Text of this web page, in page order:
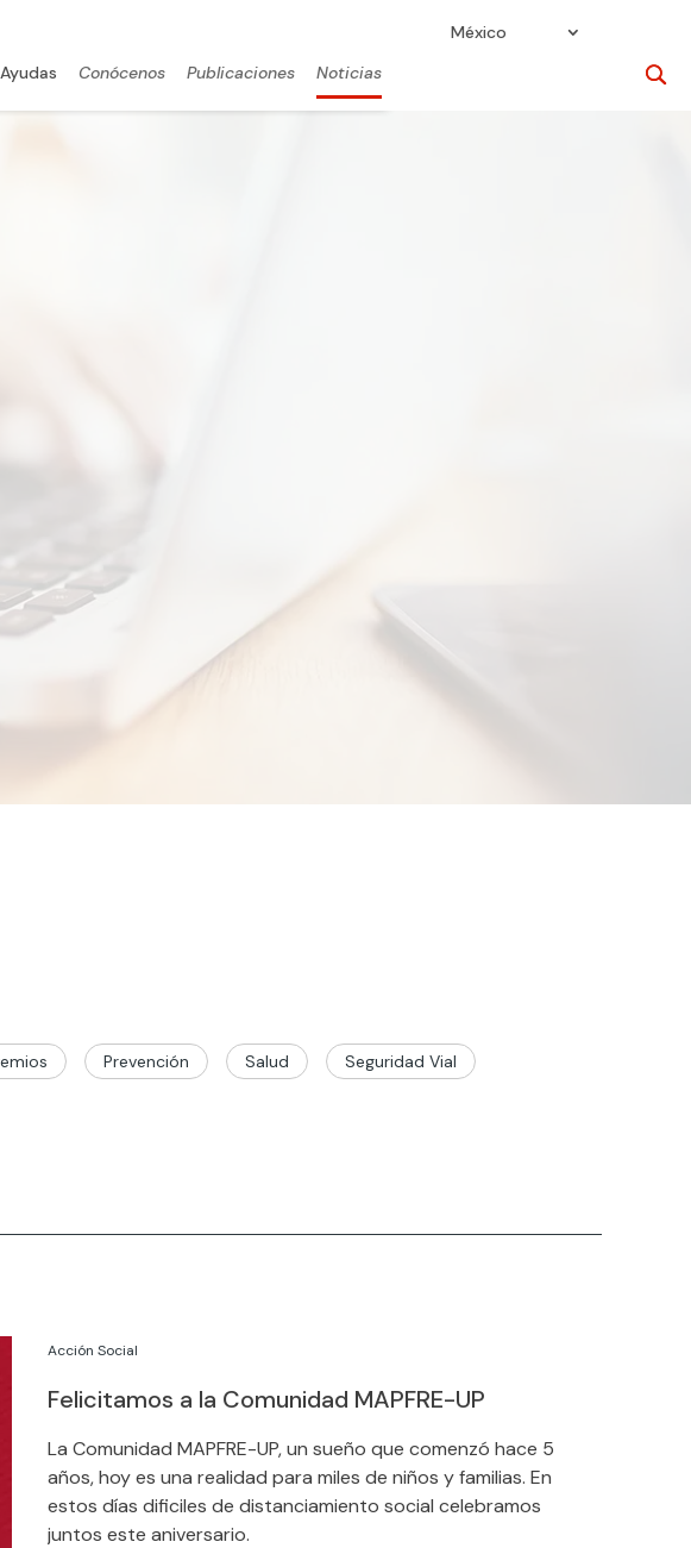
Conócenos Publicaciones Noticias
México
Prevención Salud Seguridad Vial
Felicitamos a la Comunidad MAPFRE-UP
Acción Social
La Comunidad MAPFRE-UP, un sueño que comenzó hace 5
años, hoy es una realidad para miles de niños y familias. En
estos días dificiles de distanciamiento social celebramos
juntos este aniversario.